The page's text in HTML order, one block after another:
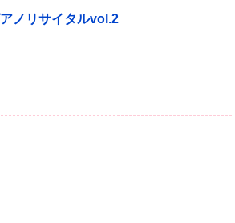
ノリサイタルvol.2